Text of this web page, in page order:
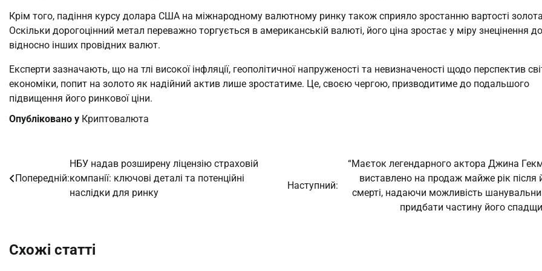
Крім того, падіння курсу долара США на міжнародному валютному ринку також сприяло зростанню вартості
Оскільки дорогоцінний метал переважно торгується в американській валюті, його ціна зростає у міру знецінення
відносно інших провідних валют.
Експерти зазначають, що на тлі високої інфляції, геополітичної напруженості та невизначеності щодо перспектив
економіки, попит на золото як надійний актив лише зростатиме. Це, своєю чергою, призводитиме до подальшого
підвищення його ринкової ціни.
Опубліковано у Криптовалюта
Навігація
записів
Попередній:
НБУ надав розширену ліцензію страховій
компанії: ключові деталі та потенційні
наслідки для ринку
Наступний:
“Маєток легендарного актора Джина
виставлено на продаж майже рік після
смерті, надаючи можливість
придбати частину його
Схожі статті